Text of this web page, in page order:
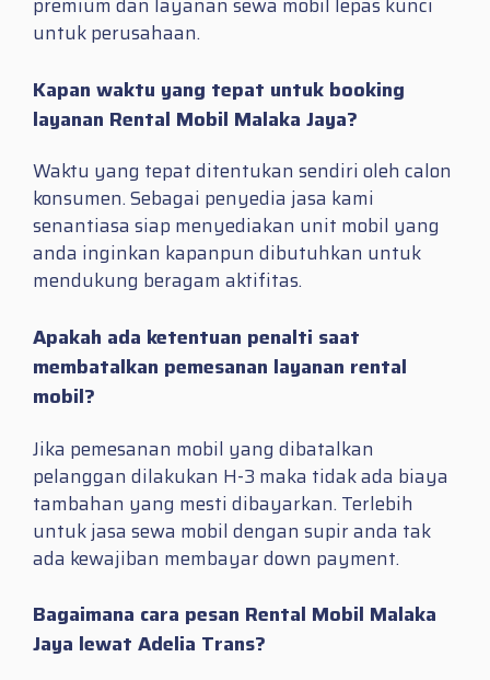
premium dan layanan sewa mobil lepas kunci
untuk perusahaan.
Kapan waktu yang tepat untuk booking
layanan Rental Mobil Malaka Jaya?
Waktu yang tepat ditentukan sendiri oleh calon
konsumen. Sebagai penyedia jasa kami
senantiasa siap menyediakan unit mobil yang
anda inginkan kapanpun dibutuhkan untuk
mendukung beragam aktifitas.
Apakah ada ketentuan penalti saat
membatalkan pemesanan layanan rental
mobil?
Jika pemesanan mobil yang dibatalkan
pelanggan dilakukan H-3 maka tidak ada biaya
tambahan yang mesti dibayarkan. Terlebih
untuk jasa sewa mobil dengan supir anda tak
ada kewajiban membayar down payment.
Bagaimana cara pesan Rental Mobil Malaka
Jaya lewat Adelia Trans?